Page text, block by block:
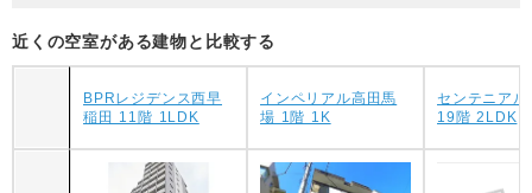
近くの空室がある建物と比較する
BPRレジデンス西早
稲田 11階 1LDK
インペリアル高田馬
場 1階 1K
センテニアル
19階 2LDK